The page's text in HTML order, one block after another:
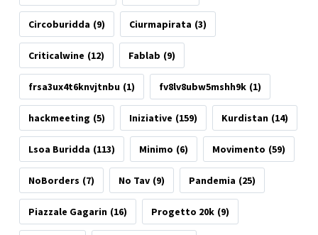
Circoburidda (9) Ciurmapirata (3)
Criticalwine (12) Fablab (9)
frsa3ux4t6knvjtnbu (1) fv8lv8ubw5mshh9k (1)
hackmeeting (5) Iniziative (159) Kurdistan (14)
Lsoa Buridda (113) Minimo (6) Movimento (59)
NoBorders (7) No Tav (9) Pandemia (25)
Piazzale Gagarin (16) Progetto 20k (9)